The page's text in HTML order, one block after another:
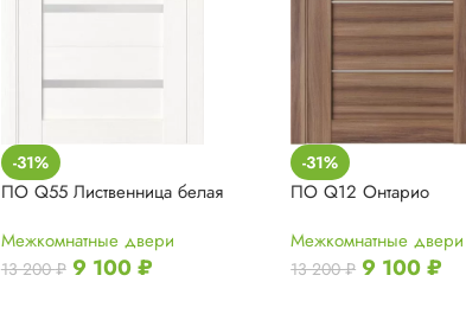
-31%
ПО Q55 Лиственница белая
Межкомнатные двери
13 200₽ 9 100₽
-31%
ПО Q12 Онтарио
Межкомнатные двери
13 200₽ 9 100₽